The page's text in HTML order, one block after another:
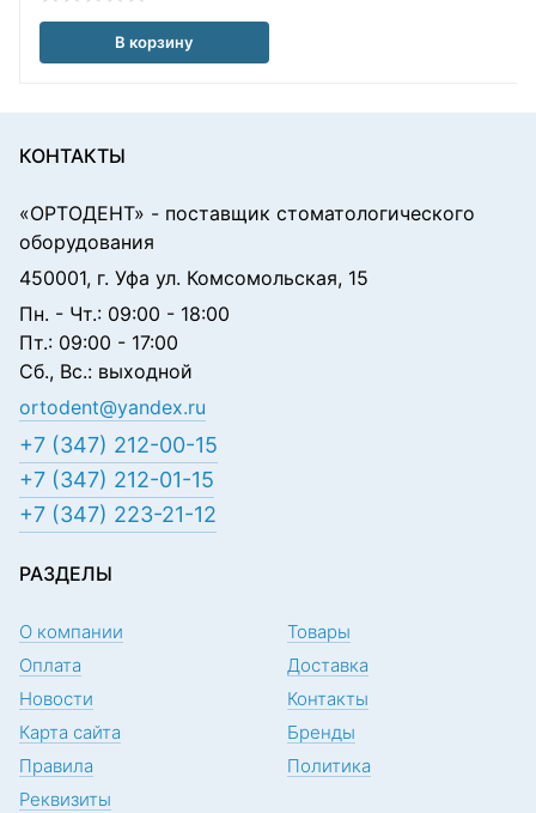
В корзину
КОНТАКТЫ
«ОРТОДЕНТ» - поставщик стоматологического
оборудования
450001, г. Уфа ул. Комсомольская, 15
Пн. - Чт.: 09:00 - 18:00
Пт.: 09:00 - 17:00
Сб., Вс.: выходной
ortodent@yandex.ru
+7 (347) 212-00-15
+7 (347) 212-01-15
+7 (347) 223-21-12
РАЗДЕЛЫ
О компании
Товары
Оплата
Доставка
Новости
Контакты
Карта сайта
Бренды
Правила
Политика
Реквизиты